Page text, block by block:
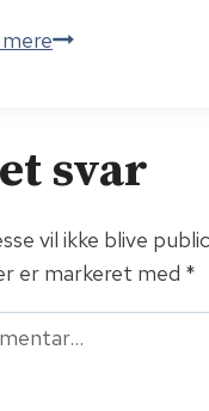
Jamen,
Roskilde
opfundet
en
designerblære
svar
vil ikke blive
er markeret med *